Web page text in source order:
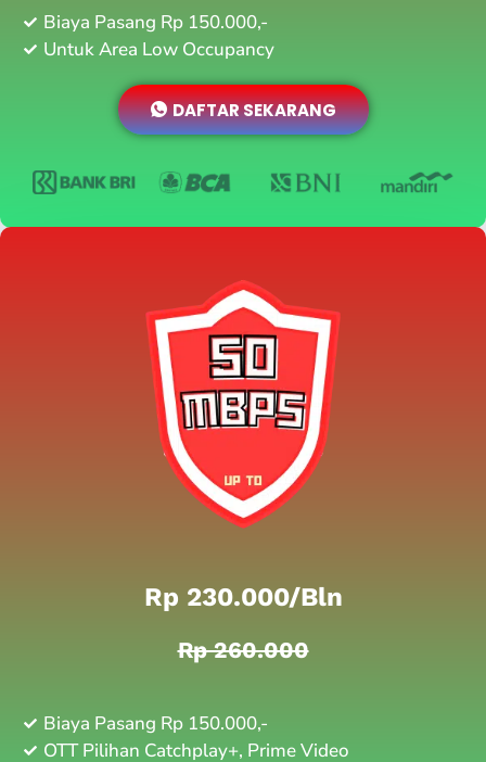
Biaya Pasang Rp 150.000,-
Untuk Area Low Occupancy
DAFTAR SEKARANG
Rp 230.000/bln
Rp 260.000
Biaya Pasang Rp 150.000,-
OTT Pilihan Catchplay+, Prime Video